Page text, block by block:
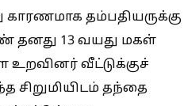
காரணமாக தம்பதியருக்கு
தனது 13 வயது மகள்
உறவினர் வீட்டுக்குச்
சிறுமியிடம் தந்தை